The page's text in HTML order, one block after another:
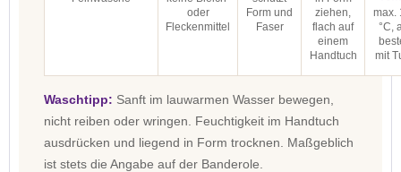
oder
Fleckenmittel
Form und
Faser
ziehen,
flach auf
einem
Handtuch
max.
°C,
mit
Waschtipp: Sanft im lauwarmen Wasser bewegen,
nicht reiben oder wringen. Feuchtigkeit im Handtuch
ausdrücken und liegend in Form trocknen. Maßgeblich
ist stets die Angabe auf der Banderole.